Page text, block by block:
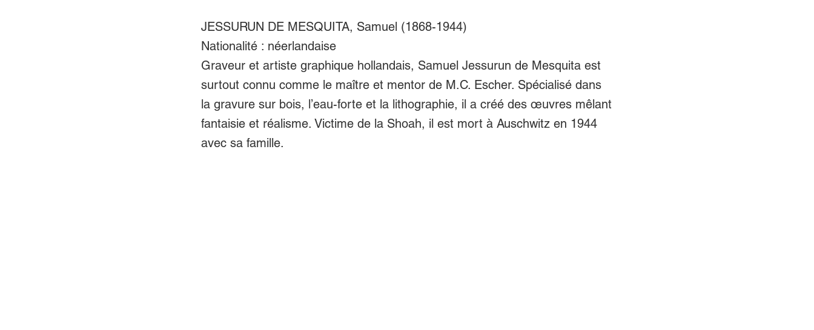
JESSURUN DE MESQUITA, Samuel (1868-1944)
Nationalité : néerlandaise
Graveur et artiste graphique hollandais, Samuel Jessurun de Mesquita est
surtout connu comme le maître et mentor de M.C. Escher. Spécialisé dans
la gravure sur bois, l’eau-forte et la lithographie, il a créé des œuvres mêlant
fantaisie et réalisme. Victime de la Shoah, il est mort à Auschwitz en 1944
avec sa famille.